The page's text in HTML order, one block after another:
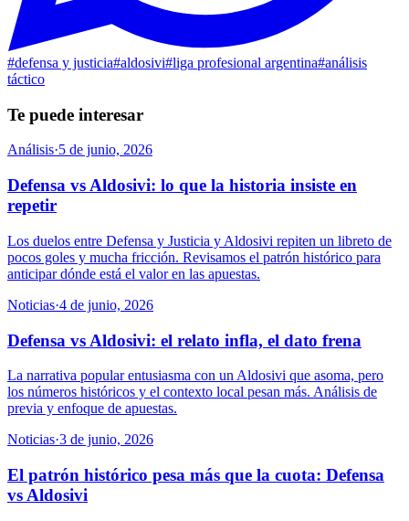
#defensa y justicia#aldosivi#liga profesional argentina#análisis
táctico
Te puede interesar
Análisis·5 de junio, 2026
Defensa vs Aldosivi: lo que la historia insiste en
repetir
Los duelos entre Defensa y Justicia y Aldosivi repiten un libreto de
pocos goles y mucha fricción. Revisamos el patrón histórico para
anticipar dónde está el valor en las apuestas.
Noticias·4 de junio, 2026
Defensa vs Aldosivi: el relato infla, el dato frena
La narrativa popular entusiasma con un Aldosivi que asoma, pero
los números históricos y el contexto local pesan más. Análisis de
previa y enfoque de apuestas.
Noticias·3 de junio, 2026
El patrón histórico pesa más que la cuota: Defensa
vs Aldosivi